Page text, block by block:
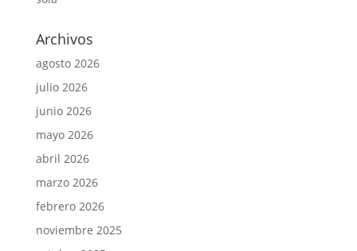
Archivos
agosto 2026
julio 2026
junio 2026
mayo 2026
abril 2026
marzo 2026
febrero 2026
noviembre 2025